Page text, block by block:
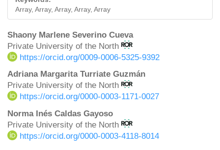
Array, Array, Array, Array, Array
Main
Article
Content
Shaony Marlene Severino Cueva
Private University of the North
https://orcid.org/0009-0006-5325-9392
Adriana Margarita Turriate Guzmán
Private University of the North
https://orcid.org/0000-0003-1171-0027
Norma Inés Caldas Gayoso
Private University of the North
https://orcid.org/0000-0003-4118-8014